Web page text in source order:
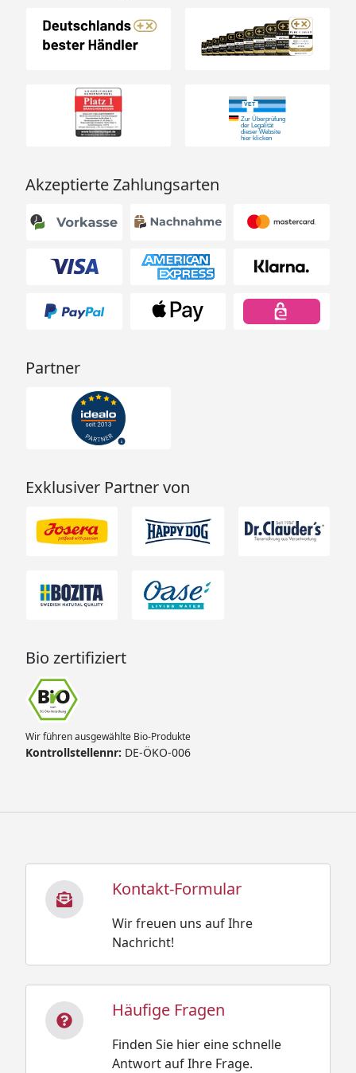
Akzeptierte Zahlungsarten
Partner
Exklusiver Partner von
Bio zertifiziert
Wir führen ausgewählte Bio-Produkte
Kontrollstellennr: DE-ÖKO-006
Kontakt-Formular
Wir freuen uns auf Ihre
Nachricht!
Häufige Fragen
Finden Sie hier eine schnelle
Antwort auf Ihre Frage.